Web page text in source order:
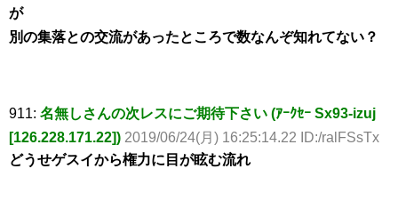
が
別の集落との交流があったところで数なんぞ知れてない？
911: 名無しさんの次レスにご期待下さい (ｱｰｸｾｰ Sx93-izuj
[126.228.171.22]) 2019/06/24(月) 16:25:14.22 ID:/ralFSsTx
どうせゲスイから権力に目が眩む流れ